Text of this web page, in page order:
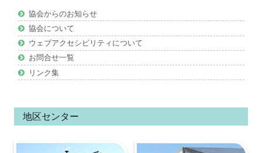
ツ
協会からのお知らせ
協会について
ウェブアクセシビリティについて
お問合せ一覧
リンク集
地区センター